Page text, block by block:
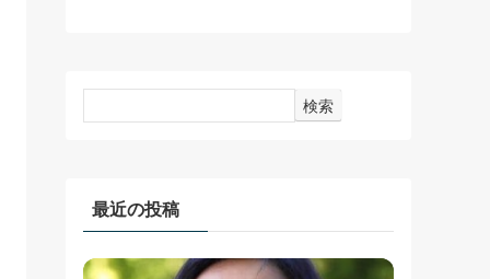
検索
最近の投稿